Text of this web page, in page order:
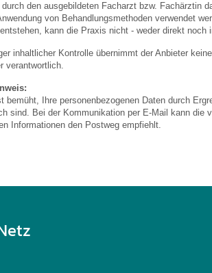
durch den ausgebildeten Facharzt bzw. Fachärztin
von Behandlungsmethoden verwendet
entstehen, kann die Praxis nicht - weder direkt noch
inhaltlicher Kontrolle übernimmt der Anbieter
verantwortlich.
bemüht, Ihre personenbezogenen Daten durch
sind. Bei der Kommunikation per E-Mail kann die
Informationen den Postweg empfiehlt.